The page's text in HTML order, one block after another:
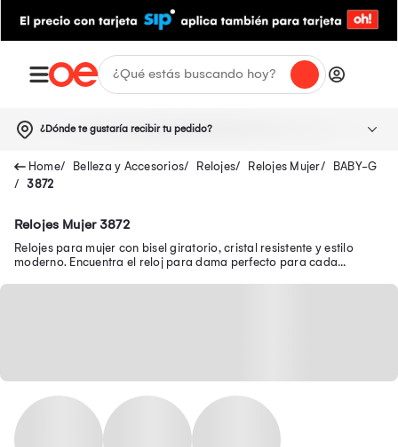
¿Dónde te gustaría recibir tu pedido?
Belleza y Accesorios Relojes Relojes Mujer
BABY-G
3872
Relojes Mujer 3872
Relojes para mujer con bisel giratorio, cristal resistente y estilo
moderno. Encuentra el reloj para dama perfecto para cada